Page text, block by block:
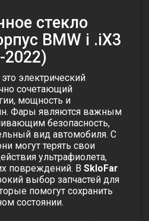
стекло
BMW i .iX3
2022)
электрический
сочетающий
мощность и
Фары являются важным
безопасность,
вид автомобиля. С
могут терять свои
ультрафиолета,
повреждений. В SkloFar
выбор запчастей для
помогут сохранить
состоянии.